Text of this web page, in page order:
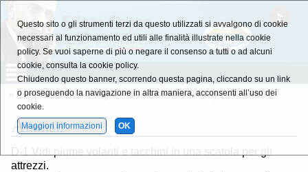
Interpretazione dei Sogni »Interpretazione dei sogni » Animali
Animali
D-1 Vidi piume volanti e tacchini in una scatola per gli
attrezzi.
Questo sito o gli strumenti terzi da questo utilizzati si avvalgono di cookie
necessari al funzionamento ed utili alle finalità illustrate nella cookie
policy. Se vuoi saperne di più o negare il consenso a tutti o ad alcuni
cookie, consulta la cookie policy.
Chiudendo questo banner, scorrendo questa pagina, cliccando su un link
o proseguendo la navigazione in altra maniera, acconsenti all’uso dei
cookie.
Maggiori informazioni
OK